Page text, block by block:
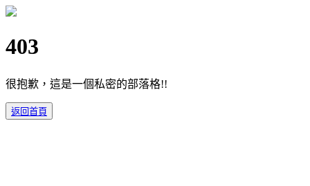
403
很抱歉，這是一個私密的部落格!!
返回首頁